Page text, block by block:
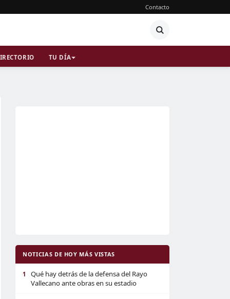
Contacto
TU DÍA
NOTICIAS DE HOY MÁS VISTAS
1
Qué hay detrás de la defensa del Rayo
Vallecano ante obras en su estadio